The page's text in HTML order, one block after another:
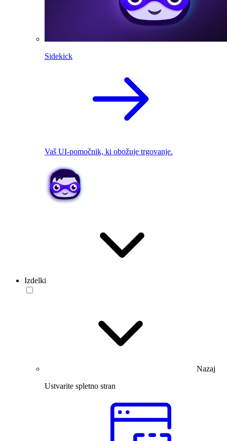
Sidekick
Vaš UI-pomočnik, ki obožuje trgovanje.
Izdelki
Nazaj
Ustvarite spletno stran